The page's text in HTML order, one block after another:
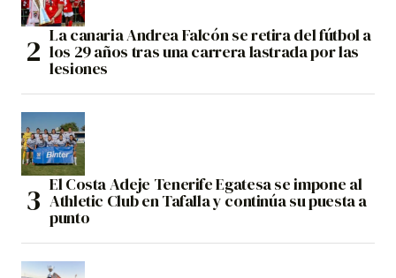
La canaria Andrea Falcón se retira del fútbol a
los 29 años tras una carrera lastrada por las
lesiones
El Costa Adeje Tenerife Egatesa se impone al
Athletic Club en Tafalla y continúa su puesta a
punto